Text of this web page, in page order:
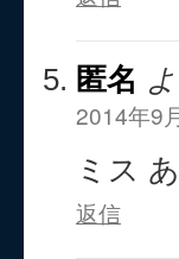
匿名
2014年9
ミス
返信